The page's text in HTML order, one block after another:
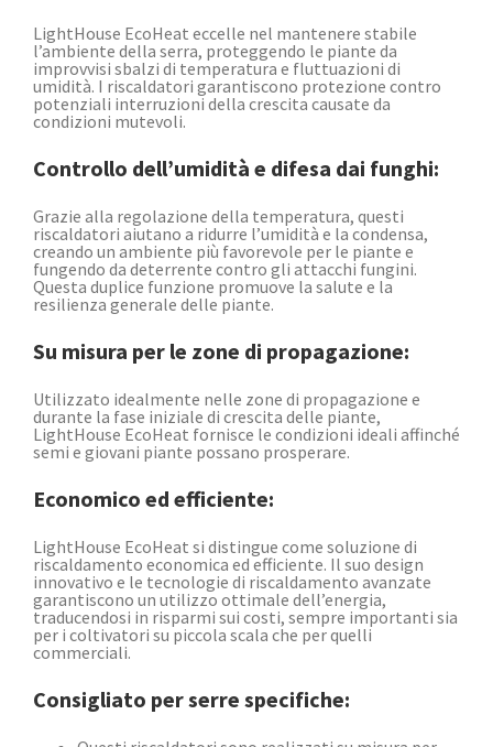
LightHouse EcoHeat eccelle nel mantenere stabile
l’ambiente della serra, proteggendo le piante da
improvvisi sbalzi di temperatura e fluttuazioni di
umidità. I riscaldatori garantiscono protezione contro
potenziali interruzioni della crescita causate da
condizioni mutevoli.
Controllo dell’umidità e difesa dai funghi:
Grazie alla regolazione della temperatura, questi
riscaldatori aiutano a ridurre l’umidità e la condensa,
creando un ambiente più favorevole per le piante e
fungendo da deterrente contro gli attacchi fungini.
Questa duplice funzione promuove la salute e la
resilienza generale delle piante.
Su misura per le zone di propagazione:
Utilizzato idealmente nelle zone di propagazione e
durante la fase iniziale di crescita delle piante,
LightHouse EcoHeat fornisce le condizioni ideali affinché
semi e giovani piante possano prosperare.
Economico ed efficiente:
LightHouse EcoHeat si distingue come soluzione di
riscaldamento economica ed efficiente. Il suo design
innovativo e le tecnologie di riscaldamento avanzate
garantiscono un utilizzo ottimale dell’energia,
traducendosi in risparmi sui costi, sempre importanti sia
per i coltivatori su piccola scala che per quelli
commerciali.
Consigliato per serre specifiche: